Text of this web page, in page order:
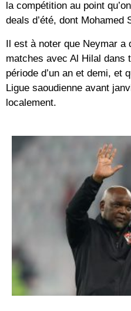
la compétition au point
deals d’été, dont Mohamed
Il est à noter que Neymar a
matches avec Al Hilal dans
période d’un an et demi, et
Ligue saoudienne avant
localement.